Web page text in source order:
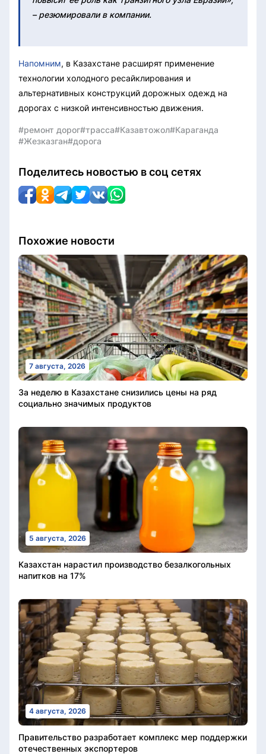
– резюмировали в компании.
Напомним, в Казахстане расширят применение
технологии холодного ресайклирования и
альтернативных конструкций дорожных одежд на
дорогах с низкой интенсивностью движения.
#ремонт дорог#трасса#Казавтожол#Караганда
#Жезказган#дорога
Поделитесь новостью в соц сетях
Похожие новости
7 августа, 2026
За неделю в Казахстане снизились цены на ряд
социально значимых продуктов
5 августа, 2026
Казахстан нарастил производство безалкогольных
напитков на 17%
4 августа, 2026
Правительство разработает комплекс мер поддержки
отечественных экспортеров